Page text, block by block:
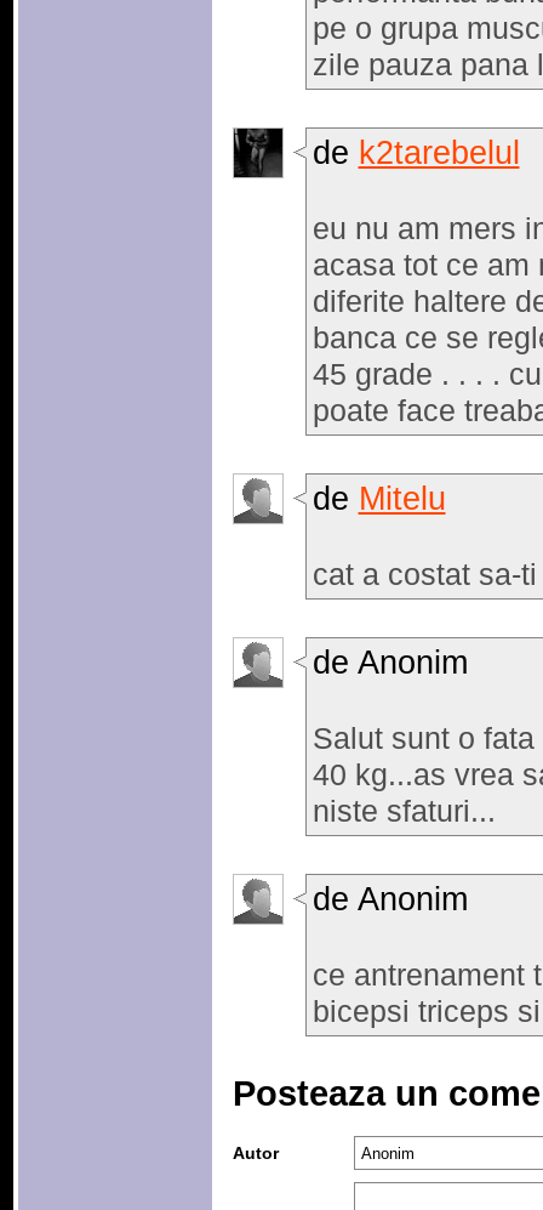
pe o grupa
zile pauza pana
de k2tarebelul
eu nu am mers
acasa tot ce am
diferite haltere
banca ce se
45 grade . . . .
poate face
de Mitelu
cat a costat sa-
de Anonim
Salut sunt o
40 kg...as vrea
niste sfaturi...
de Anonim
ce antrenament
bicepsi triceps
Posteaza un
Autor